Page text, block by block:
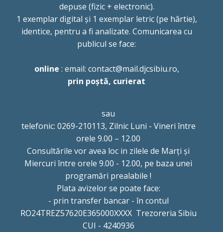
depuse (fizic + electronic).
1 exemplar digital și 1 exemplar letric (pe hârtie),
identice, pentru a fi analizate. Comunicarea cu
publicul se face:
online : email: contact@mail.djcsibiu.ro,
prin poștă, curierat
sau
telefonic: 0269-210113, Zilnic Luni - Vineri între
orele 9.00 – 12.00
Consultările vor avea loc in zilele de Marți și
Miercuri între orele 9.00 - 12.00, pe baza unei
programări prealabile !
Plata avizelor se poate face:
- prin transfer bancar - în contul
RO24TREZ57620E365000XXXX Trezoreria Sibiu
CUI - 4240936